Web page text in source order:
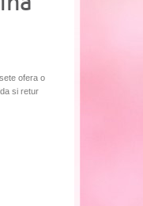
ofera o
si retur